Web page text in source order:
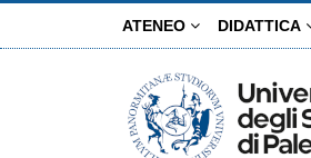
ATENEO DIDATTICA